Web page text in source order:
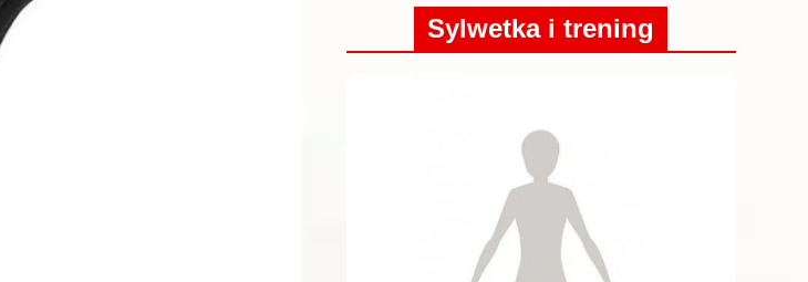
Sylwetka i trening